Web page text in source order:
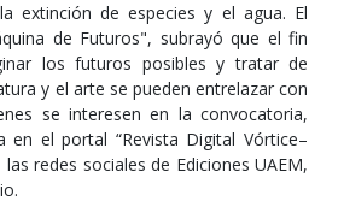
extinción de especies y el agua. El
de Futuros", subrayó que el fin
los futuros posibles y tratar de
y el arte se pueden entrelazar con
se interesen en la convocatoria,
en el portal “Revista Digital Vórtice–
redes sociales de Ediciones UAEM,